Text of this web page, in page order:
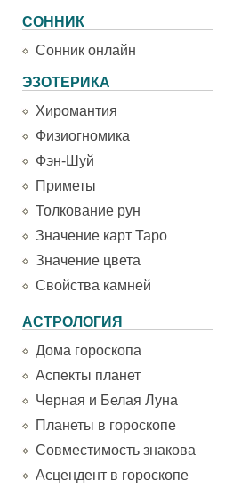
СОННИК
Сонник онлайн
ЭЗОТЕРИКА
Хиромантия
Физиогномика
Фэн-Шуй
Приметы
Толкование рун
Значение карт Таро
Значение цвета
Свойства камней
АСТРОЛОГИЯ
Дома гороскопа
Аспекты планет
Черная и Белая Луна
Планеты в гороскопе
Совместимость знакова
Асцендент в гороскопе